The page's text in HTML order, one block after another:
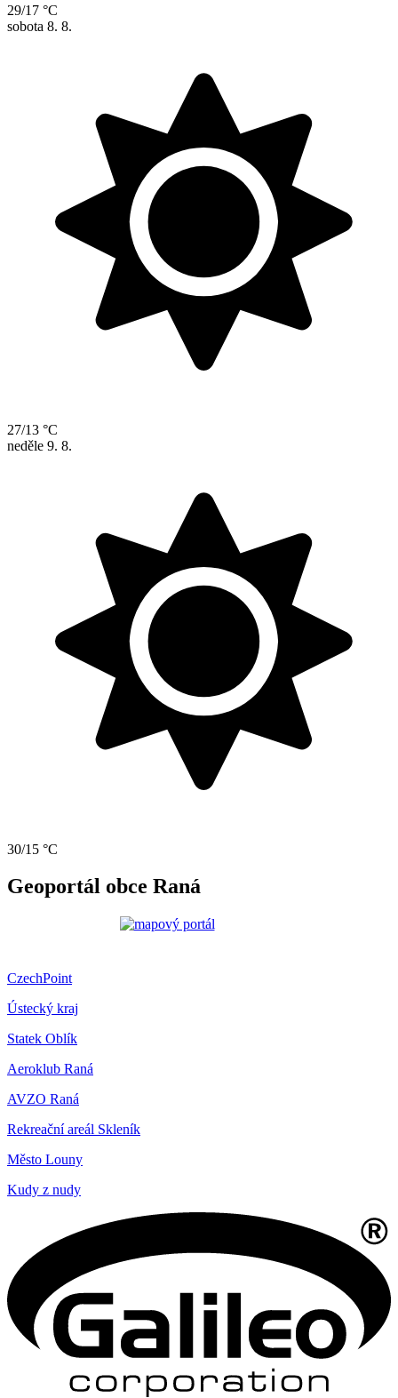
29/17 °C
sobota 8. 8.
27/13 °C
neděle 9. 8.
30/15 °C
Geoportál obce Raná
CzechPoint
Ústecký kraj
Statek Oblík
Aeroklub Raná
AVZO Raná
Rekreační areál Skleník
Město Louny
Kudy z nudy